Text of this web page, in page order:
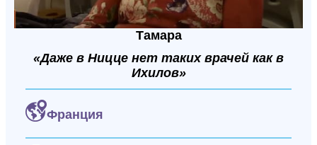
Тамара
«Даже в Ницце нет таких врачей как в
Ихилов»
Франция